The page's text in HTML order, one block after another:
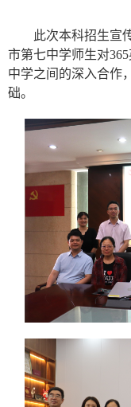
此次本科招生宣
市第七中学师生对
中学之间的深入合作
础。